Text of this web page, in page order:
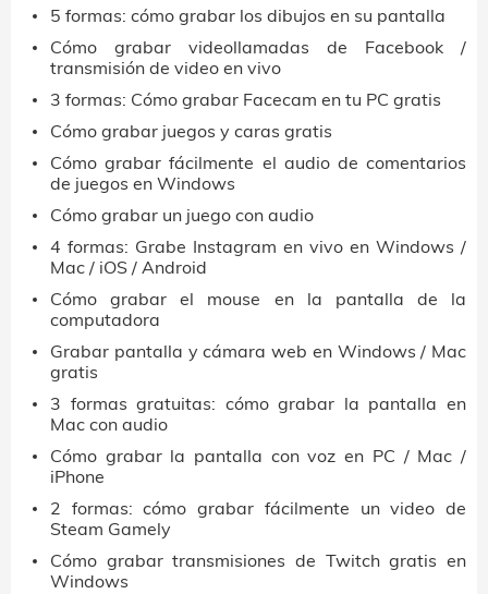
5 formas: cómo grabar los dibujos en su pantalla
Cómo grabar videollamadas de Facebook /
transmisión de video en vivo
3 formas: Cómo grabar Facecam en tu PC gratis
Cómo grabar juegos y caras gratis
Cómo grabar fácilmente el audio de comentarios
de juegos en Windows
Cómo grabar un juego con audio
4 formas: Grabe Instagram en vivo en Windows /
Mac / iOS / Android
Cómo grabar el mouse en la pantalla de la
computadora
Grabar pantalla y cámara web en Windows / Mac
gratis
3 formas gratuitas: cómo grabar la pantalla en
Mac con audio
Cómo grabar la pantalla con voz en PC / Mac /
iPhone
2 formas: cómo grabar fácilmente un video de
Steam Gamely
Cómo grabar transmisiones de Twitch gratis en
Windows